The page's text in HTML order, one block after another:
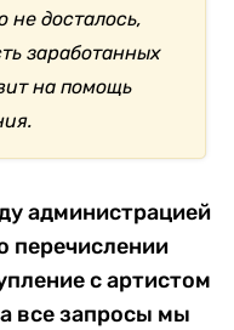
не досталось,
заработанных
на помощь
администрацией
перечислении
с артистом
все запросы мы